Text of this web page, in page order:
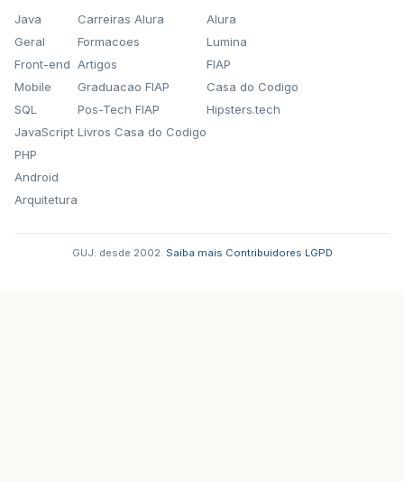
Java
Geral
Front-end
Mobile
SQL
JavaScript
PHP
Android
Arquitetura
Carreiras Alura
Formacoes
Artigos
Graduacao FIAP
Pos-Tech FIAP
Livros Casa do Codigo
Alura
Lumina
FIAP
Casa do Codigo
Hipsters.tech
GUJ: desde 2002. Saiba mais Contribuidores LGPD